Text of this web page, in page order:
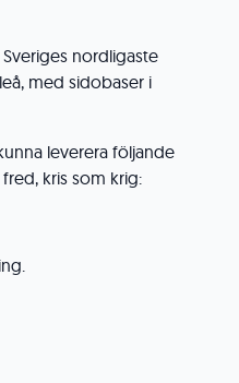
nordligaste
med sidobaser i
leverera följande
kris som krig: